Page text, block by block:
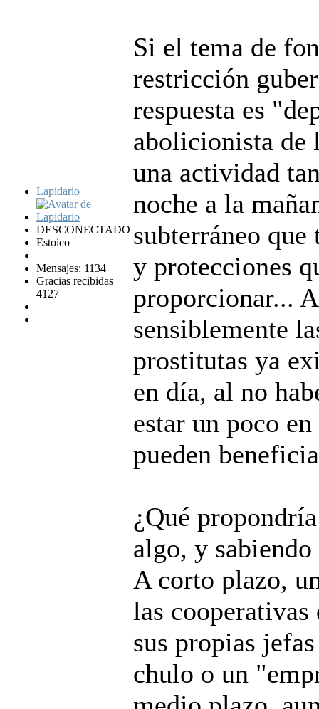
Lapidario
DESCONECTADO
Estoico
Mensajes: 1134
Gracias recibidas
4127
Si el tema de
restricción
respuesta es
abolicionista de
una actividad
noche a la
subterráneo
y protecciones
proporcionar...
sensiblemente
prostitutas ya
en día, al no
estar un poco
pueden
¿Qué
algo, y
A corto plazo,
las cooperativas
sus propias
chulo o un